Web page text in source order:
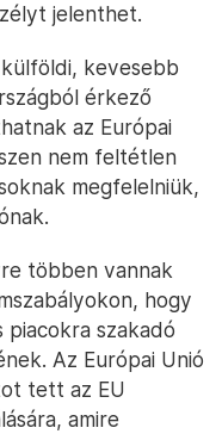
jelenthet.
kevesebb
érkező
az Európai
nem feltétlen
megfelelniük,
többen vannak
hogy
piacokra szakadó
Az Európai Unió
tett az EU
amire